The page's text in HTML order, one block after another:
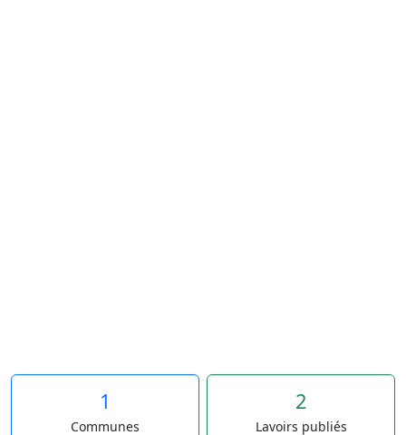
1
Communes
2
Lavoirs publiés